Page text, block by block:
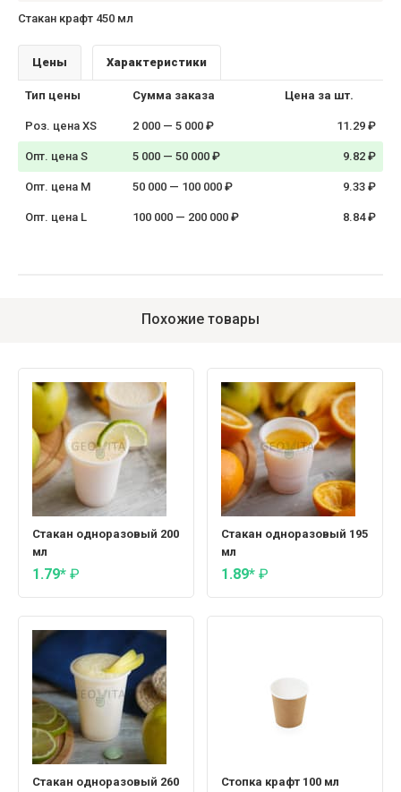
Стакан крафт 450 мл
Цены Характеристики
Тип цены Сумма заказа Цена за шт.
Роз. цена XS 2 000 — 5 000 ₽ 11.29 ₽
Опт. цена S 5 000 — 50 000 ₽ 9.82 ₽
Опт. цена M 50 000 — 100 000 ₽ 9.33 ₽
Опт. цена L 100 000 — 200 000 ₽ 8.84 ₽
Похожие товары
Стакан одноразовый 200
мл
1.79* ₽
Стакан одноразовый 195
мл
1.89* ₽
Стакан одноразовый 260
Стопка крафт 100 мл